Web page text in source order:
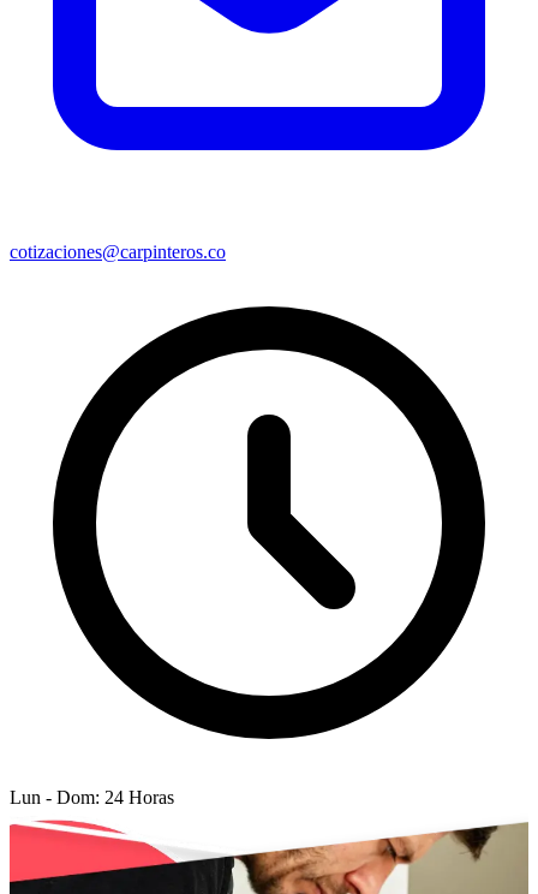
cotizaciones@carpinteros.co
Lun - Dom: 24 Horas